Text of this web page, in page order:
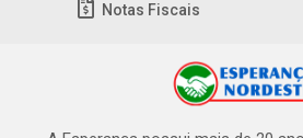
Notas Fiscais